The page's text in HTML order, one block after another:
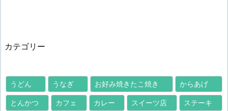
カテゴリー
うどん うなぎ お好み焼きたこ焼き からあげ
とんかつ カフェ カレー スイーツ店 ステーキ